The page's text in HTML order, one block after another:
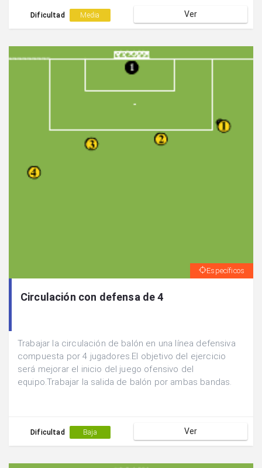
descansando.
Dificultad Media Ver
Específicos
Circulación con defensa de 4
Trabajar la circulación de balón en una línea defensiva
compuesta por 4 jugadores.El objetivo del ejercicio
será mejorar el inicio del juego ofensivo del
equipo.Trabajar la salida de balón por ambas bandas.
Dificultad Baja Ver